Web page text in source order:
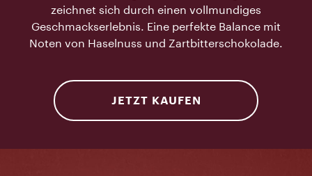
zeichnet sich durch einen vollmundiges
Geschmackserlebnis. Eine perfekte Balance mit
Noten von Haselnuss und Zartbitterschokolade.
JETZT KAUFEN